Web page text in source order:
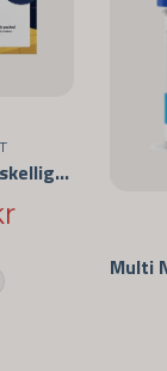
Drogtest – 10 Forskellige Stoffer